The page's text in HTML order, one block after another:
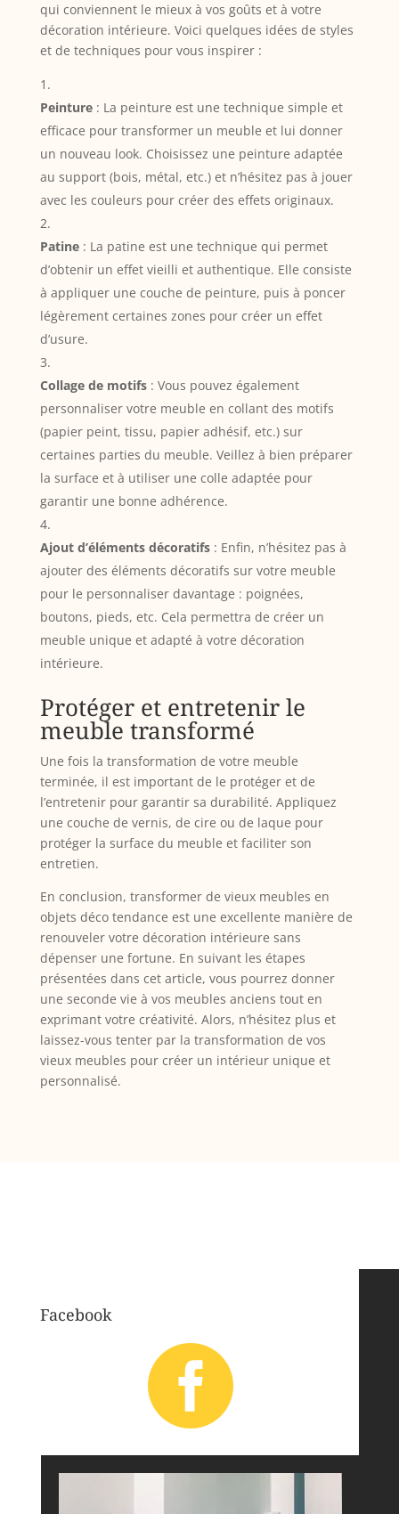
qui conviennent le mieux à vos goûts et à votre
décoration intérieure. Voici quelques idées de styles
et de techniques pour vous inspirer :
Peinture: La peinture est une technique simple et
efficace pour transformer un meuble et lui donner
un nouveau look. Choisissez une peinture adaptée
au support (bois, métal, etc.) et n’hésitez pas à jouer
avec les couleurs pour créer des effets originaux.
Patine: La patine est une technique qui permet
d’obtenir un effet vieilli et authentique. Elle consiste
à appliquer une couche de peinture, puis à poncer
légèrement certaines zones pour créer un effet
d’usure.
Collage de motifs: Vous pouvez également
personnaliser votre meuble en collant des motifs
(papier peint, tissu, papier adhésif, etc.) sur
certaines parties du meuble. Veillez à bien préparer
la surface et à utiliser une colle adaptée pour
garantir une bonne adhérence.
Ajout d’éléments décoratifs: Enfin, n’hésitez pas à
ajouter des éléments décoratifs sur votre meuble
pour le personnaliser davantage : poignées,
boutons, pieds, etc. Cela permettra de créer un
meuble unique et adapté à votre décoration
intérieure.
Protéger et entretenir le
meuble transformé
Une fois la transformation de votre meuble
terminée, il est important de le protéger et de
l’entretenir pour garantir sa durabilité. Appliquez
une couche de vernis, de cire ou de laque pour
protéger la surface du meuble et faciliter son
entretien.
En conclusion, transformer de vieux meubles en
objets déco tendance est une excellente manière de
renouveler votre décoration intérieure sans
dépenser une fortune. En suivant les étapes
présentées dans cet article, vous pourrez donner
une seconde vie à vos meubles anciens tout en
exprimant votre créativité. Alors, n’hésitez plus et
laissez-vous tenter par la transformation de vos
vieux meubles pour créer un intérieur unique et
personnalisé.
Facebook
